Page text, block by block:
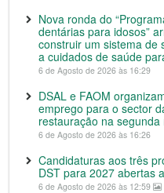
Nova ronda do
dentárias para idosos”
construir um sistema de
a cuidados de saúde
6 de Agosto de 2026 às 16:29
DSAL e FAOM
emprego para o sector
restauração na
6 de Agosto de 2026 às 16:26
Candidaturas aos três
DST para 2027 abertas
6 de Agosto de 2026 às 12:59